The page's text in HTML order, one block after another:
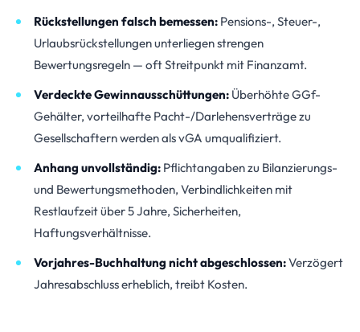
Rückstellungen falsch bemessen: Pensions-, Steuer-,
Urlaubsrückstellungen unterliegen strengen
Bewertungsregeln — oft Streitpunkt mit Finanzamt.
Verdeckte Gewinnausschüttungen: Überhöhte GGf-
Gehälter, vorteilhafte Pacht-/Darlehensverträge zu
Gesellschaftern werden als vGA umqualifiziert.
Anhang unvollständig: Pflichtangaben zu Bilanzierungs-
und Bewertungsmethoden, Verbindlichkeiten mit
Restlaufzeit über 5 Jahre, Sicherheiten,
Haftungsverhältnisse.
Vorjahres-Buchhaltung nicht abgeschlossen:Verzögert
Jahresabschluss erheblich, treibt Kosten.